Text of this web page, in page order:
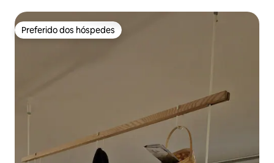
Preferido dos hóspedes
Preferido dos hóspedes